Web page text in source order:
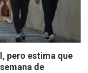
pero estima que
de